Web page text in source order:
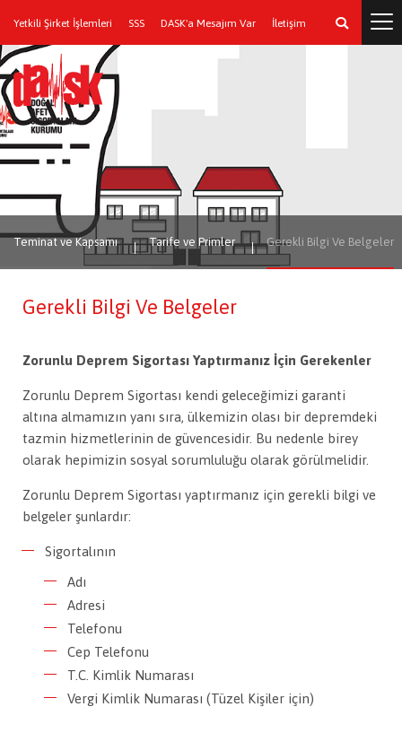
Yetkili Şirket İşlemleri SSS DASK'a Mesajım Var İletişim
Teminat ve Kapsamı Tarife ve Primler Gerekli Bilgi Ve Belgeler
Gerekli Bilgi Ve Belgeler
Zorunlu Deprem Sigortası Yaptırmanız İçin Gerekenler
Zorunlu Deprem Sigortası kendi geleceğimizi garanti
altına almamızın yanı sıra, ülkemizin olası bir depremdeki
tazmin hizmetlerinin de güvencesidir. Bu nedenle birey
olarak hepimizin sosyal sorumluluğu olarak görülmelidir.
Zorunlu Deprem Sigortası yaptırmanız için gerekli bilgi ve
belgeler şunlardır:
Sigortalının
Adı
Adresi
Telefonu
Cep Telefonu
T.C. Kimlik Numarası
Vergi Kimlik Numarası (Tüzel Kişiler için)